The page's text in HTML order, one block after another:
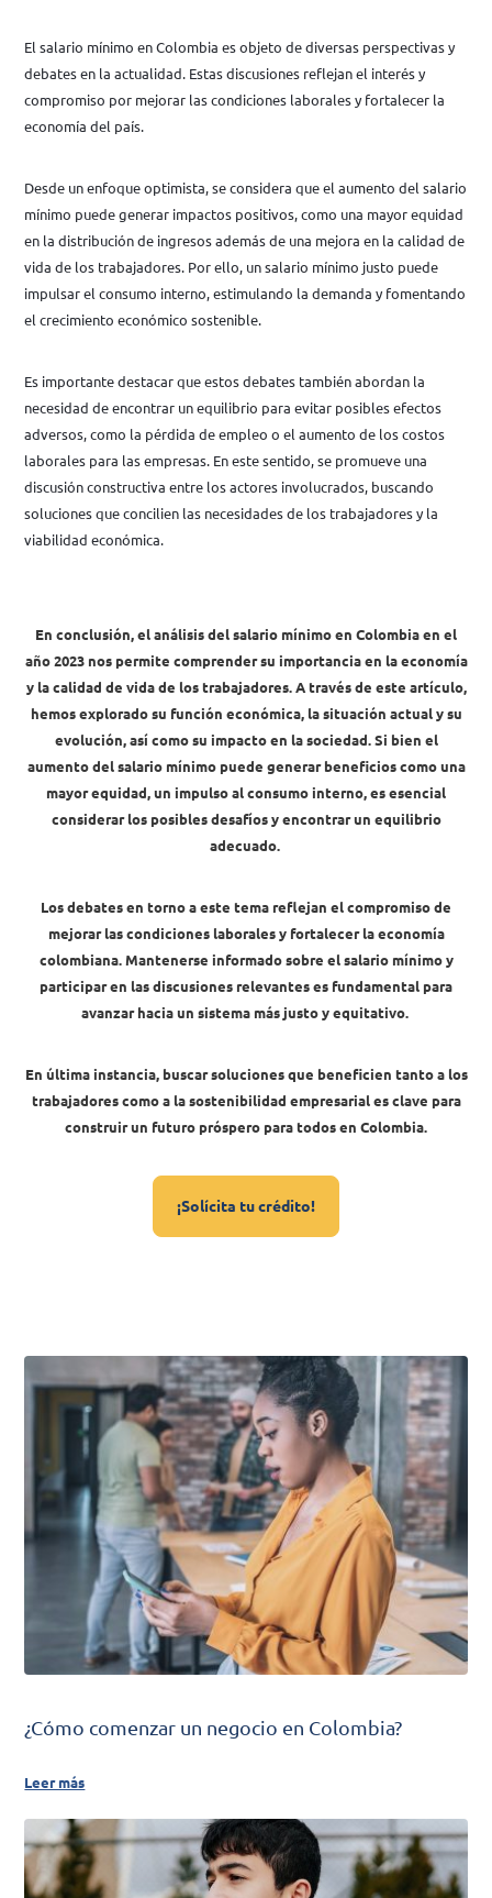
El salario mínimo en Colombia es objeto de diversas perspectivas y
debates en la actualidad. Estas discusiones reflejan el interés y
compromiso por mejorar las condiciones laborales y fortalecer la
economía del país.
Desde un enfoque optimista, se considera que el aumento del salario
mínimo puede generar impactos positivos, como una mayor equidad
en la distribución de ingresos además de una mejora en la calidad de
vida de los trabajadores. Por ello, un salario mínimo justo puede
impulsar el consumo interno, estimulando la demanda y fomentando
el crecimiento económico sostenible.
Es importante destacar que estos debates también abordan la
necesidad de encontrar un equilibrio para evitar posibles efectos
adversos, como la pérdida de empleo o el aumento de los costos
laborales para las empresas. En este sentido, se promueve una
discusión constructiva entre los actores involucrados, buscando
soluciones que concilien las necesidades de los trabajadores y la
viabilidad económica.
En conclusión, el análisis del salario mínimo en Colombia en el
año 2023 nos permite comprender su importancia en la economía
y la calidad de vida de los trabajadores. A través de este artículo,
hemos explorado su función económica, la situación actual y su
evolución, así como su impacto en la sociedad. Si bien el
aumento del salario mínimo puede generar beneficios como una
mayor equidad, un impulso al consumo interno, es esencial
considerar los posibles desafíos y encontrar un equilibrio
adecuado.
Los debates en torno a este tema reflejan el compromiso de
mejorar las condiciones laborales y fortalecer la economía
colombiana. Mantenerse informado sobre el salario mínimo y
participar en las discusiones relevantes es fundamental para
avanzar hacia un sistema más justo y equitativo.
En última instancia, buscar soluciones que beneficien tanto a los
trabajadores como a la sostenibilidad empresarial es clave para
construir un futuro próspero para todos en Colombia.
¡Solícita tu crédito!
¿Cómo comenzar un negocio en Colombia?
Leer más